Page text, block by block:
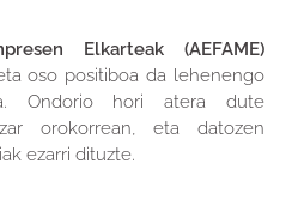
Elkarteak (AEFAME)
oso positiboa da lehenengo
Ondorio hori atera dute
orokorrean, eta datozen
ezarri dituzte.